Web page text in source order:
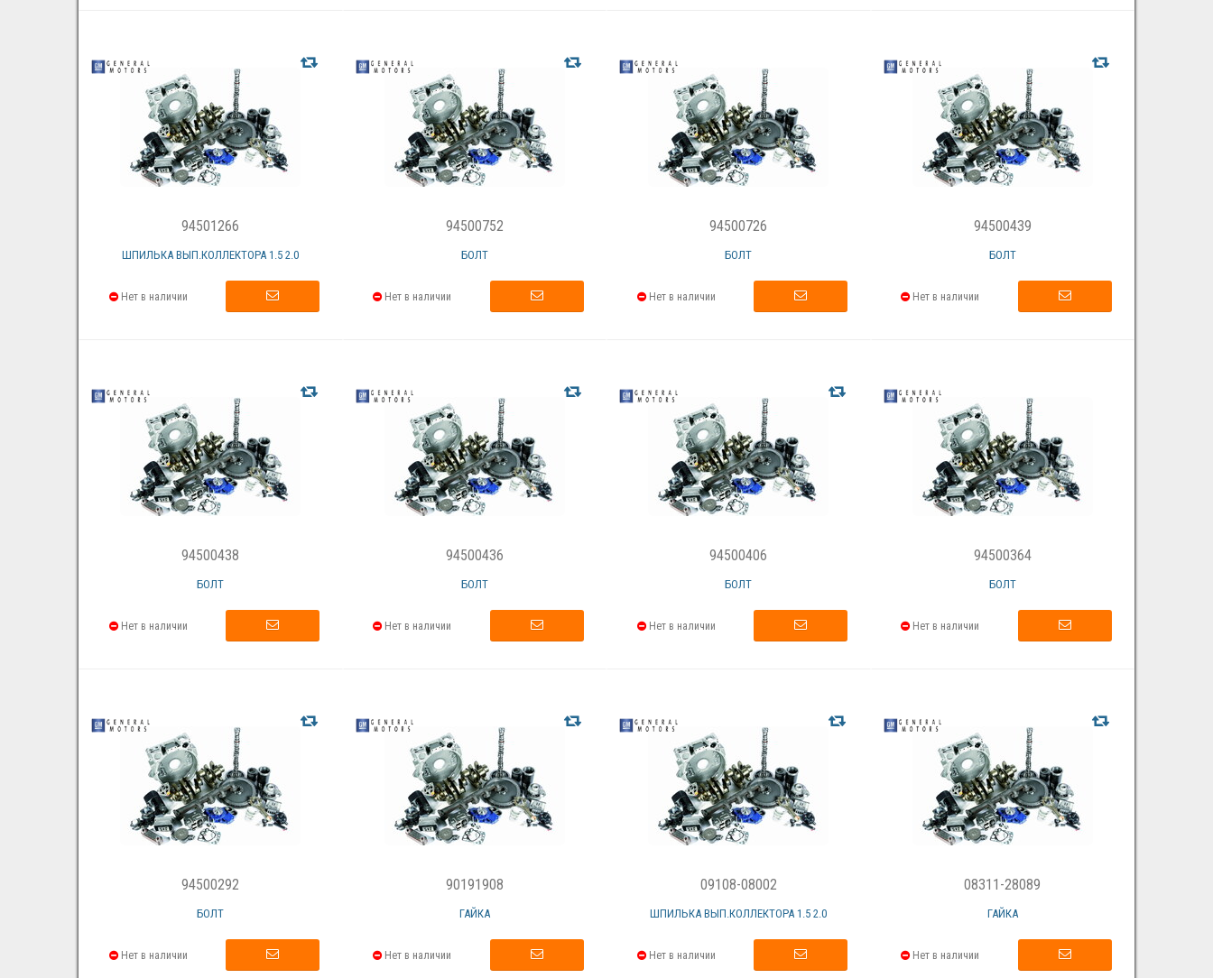
94501266
ШПИЛЬКА ВЫП.КОЛЛЕКТОРА 1.5 2.0
Нет в наличии
94500752
БОЛТ
Нет в наличии
94500726
БОЛТ
Нет в наличии
94500439
БОЛТ
Нет в наличии
94500438
БОЛТ
Нет в наличии
94500436
БОЛТ
Нет в наличии
94500406
БОЛТ
Нет в наличии
94500364
БОЛТ
Нет в наличии
94500292
БОЛТ
Нет в наличии
90191908
ГАЙКА
Нет в наличии
09108-08002
ШПИЛЬКА ВЫП.КОЛЛЕКТОРА 1.5 2.0
Нет в наличии
08311-28089
ГАЙКА
Нет в наличии